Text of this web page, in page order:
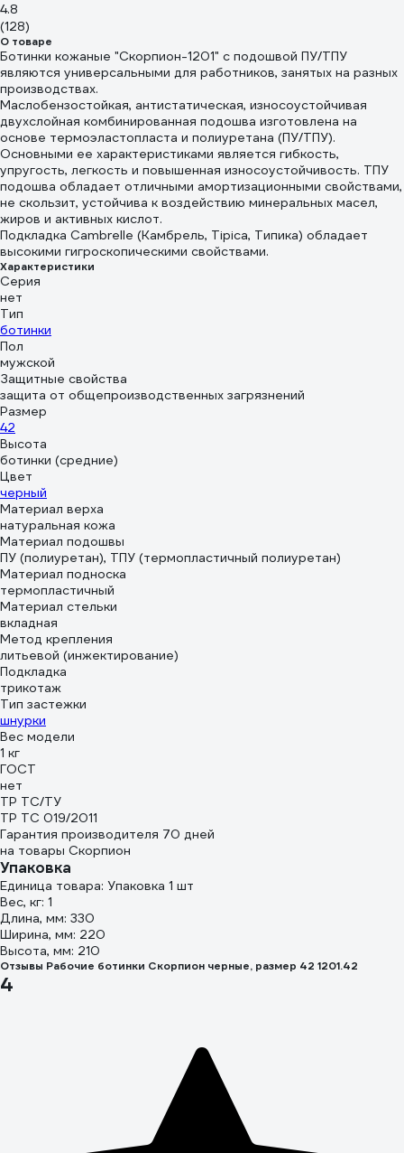
4.8
(128)
О товаре
Ботинки кожаные "Скорпион-1201" с подошвой ПУ/ТПУ
являются универсальными для работников, занятых на разных
производствах.
Маслобензостойкая, антистатическая, износоустойчивая
двухслойная комбинированная подошва изготовлена на
основе термоэластопласта и полиуретана (ПУ/ТПУ).
Основными ее характеристиками является гибкость,
упругость, легкость и повышенная износоустойчивость. ТПУ
подошва обладает отличными амортизационными свойствами,
не скользит, устойчива к воздействию минеральных масел,
жиров и активных кислот.
Подкладка Cambrelle (Камбрель, Tipica, Типика) обладает
высокими гигроскопическими свойствами.
Характеристики
Серия
нет
Тип
ботинки
Пол
мужской
Защитные свойства
защита от общепроизводственных загрязнений
Размер
42
Высота
ботинки (средние)
Цвет
черный
Материал верха
натуральная кожа
Материал подошвы
ПУ (полиуретан), ТПУ (термопластичный полиуретан)
Материал подноска
термопластичный
Материал стельки
вкладная
Метод крепления
литьевой (инжектирование)
Подкладка
трикотаж
Тип застежки
шнурки
Вес модели
1 кг
ГОСТ
нет
ТР ТС/ТУ
ТР ТС 019/2011
Гарантия производителя 70 дней
на товары Скорпион
Упаковка
Единица товара: Упаковка 1 шт
Вес, кг: 1
Длина, мм: 330
Ширина, мм: 220
Высота, мм: 210
Отзывы Рабочие ботинки Скорпион черные, размер 42 1201.42
4